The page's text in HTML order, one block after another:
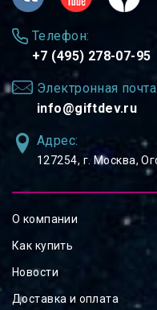
Телефон:
+7 (495) 278-07-95
Электронная почта:
info@giftdev.ru
Адрес:
127254, ⁠г. Москва,
О компании
Как купить
Новости
Доставка и оплата